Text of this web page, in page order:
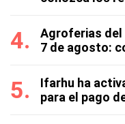
Agroferias del
7 de agosto:
Ifarhu ha
para el pago